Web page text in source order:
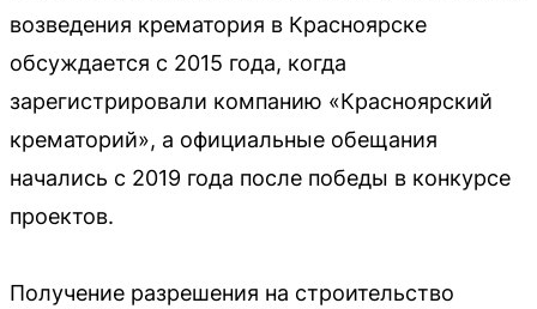
возведения крематория в Красноярске
обсуждается с 2015 года, когда
зарегистрировали компанию «Красноярский
крематорий», а официальные обещания
начались с 2019 года после победы в конкурсе
проектов.
Получение разрешения на строительство